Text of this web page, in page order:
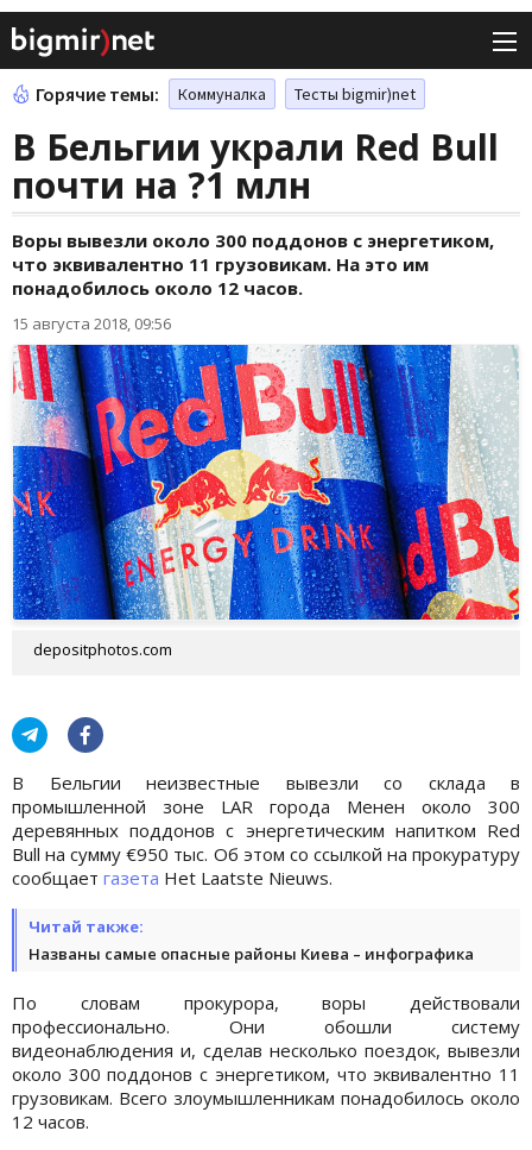
Горячие темы: Коммуналка Тесты bigmir)net
В Бельгии украли Red Bull
почти на ?1 млн
Воры вывезли около 300 поддонов с энергетиком,
что эквивалентно 11 грузовикам. На это им
понадобилось около 12 часов.
15 августа 2018, 09:56
depositphotos.com
В Бельгии неизвестные вывезли со склада в
промышленной зоне LAR города Менен около 300
деревянных поддонов с энергетическим напитком Red
Bull на сумму €950 тыс. Об этом со ссылкой на прокуратуру
сообщает газета Het Laatste Nieuws.
Читай также:
Названы самые опасные районы Киева – инфографика
По словам прокурора, воры действовали
профессионально. Они обошли систему
видеонаблюдения и, сделав несколько поездок, вывезли
около 300 поддонов с энергетиком, что эквивалентно 11
грузовикам. Всего злоумышленникам понадобилось около
12 часов.